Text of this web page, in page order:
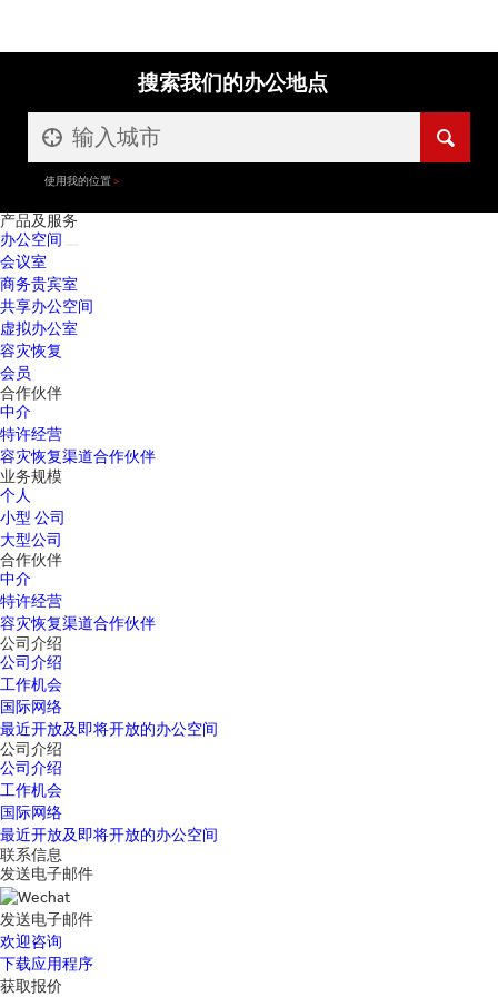
搜索我们的办公地点
使用我的位置
产品及服务
办公空间
会议室
商务贵宾室
共享办公空间
虚拟办公室
容灾恢复
会员
合作伙伴
中介
特许经营
容灾恢复渠道合作伙伴
业务规模
个人
小型 公司
大型公司
合作伙伴
中介
特许经营
容灾恢复渠道合作伙伴
公司介绍
公司介绍
工作机会
国际网络
最近开放及即将开放的办公空间
公司介绍
公司介绍
工作机会
国际网络
最近开放及即将开放的办公空间
联系信息
发送电子邮件
发送电子邮件
欢迎咨询
下载应用程序
获取报价